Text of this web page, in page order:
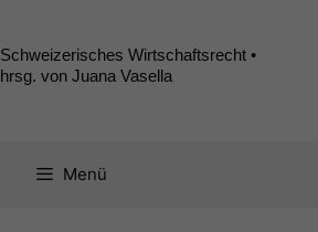
Schweizerisches Wirtschaftsrecht •
hrsg. von Juana Vasella
Menü